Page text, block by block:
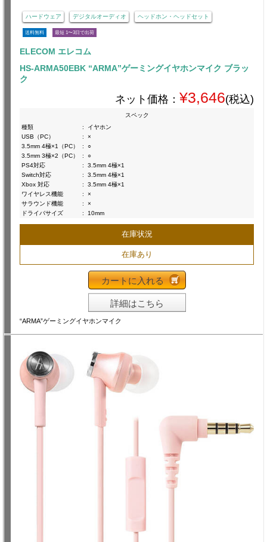
ハードウェア デジタルオーディオ ヘッドホン・ヘッドセット
送料無料 最短 1〜3日で出荷
ELECOM エレコム
HS-ARMA50EBK “ARMA”ゲーミングイヤホンマイク ブラッ
ク
ネット価格： ¥3,646(税込)
スペック
種類
:
イヤホン
USB（PC）
:
×
3.5mm 4極×1（PC）
:
○
3.5mm 3極×2（PC）
:
○
PS4対応
:
3.5mm 4極×1
Switch対応
:
3.5mm 4極×1
Xbox 対応
:
3.5mm 4極×1
ワイヤレス機能
:
×
サラウンド機能
:
×
ドライバサイズ
: 10mm
在庫状況
在庫あり
カートに入れる
詳細はこちら
“ARMA”ゲーミングイヤホンマイク